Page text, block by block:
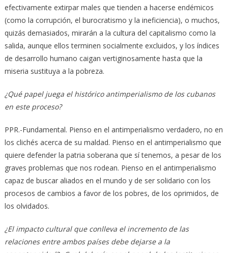
efectivamente extirpar males que tienden a hacerse endémicos
(como la corrupción, el burocratismo y la ineficiencia), o muchos,
quizás demasiados, mirarán a la cultura del capitalismo como la
salida, aunque ellos terminen socialmente excluidos, y los índices
de desarrollo humano caigan vertiginosamente hasta que la
miseria sustituya a la pobreza.
¿Qué papel juega el histórico antimperialismo de los cubanos
en este proceso?
PPR.-Fundamental. Pienso en el antimperialismo verdadero, no en
los clichés acerca de su maldad. Pienso en el antimperialismo que
quiere defender la patria soberana que sí tenemos, a pesar de los
graves problemas que nos rodean. Pienso en el antimperialismo
capaz de buscar aliados en el mundo y de ser solidario con los
procesos de cambios a favor de los pobres, de los oprimidos, de
los olvidados.
¿El impacto cultural que conlleva el incremento de las
relaciones entre ambos países debe dejarse a la